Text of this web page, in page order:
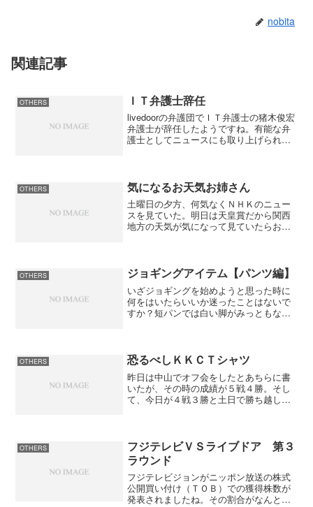
nobita
関連記事
OTHERS ＩＴ弁護士辞任
livedoorの弁護団でＩＴ弁護士の猪木俊宏
弁護士が辞任したようですね。有能な弁
護士としてニュースにも取り上げられて
ゃないだろうに...
OTHERS 気になるお天気お姉さん
土曜日の夕方、何気なくＮＨＫのニュー
スを見ていた。明日は天皇賞だから関西
地方の天気が気になって見ていたらお天
出演する時間を知りたいけ...
OTHERS ジョギングアイテム【パンツ編】
いざジョギングを始めようと思った時に
何をはいたらいいか迷ったことはないで
すか？短パンでは白い脚がみっともな
スポーツメーカーのスパッツ...
OTHERS 恐るべしＫＫＣＴシャツ
昨日は中山でオフ会をしたとあちらに書
いたが、その時の成績が５戦４勝。そし
て、今日が４戦３勝と土日で勝ち越しし
んだな、これが。今日など...
OTHERS
フジテレビＶＳライブドア 第３
ラウンド
フジテレビジョンがニッポン放送の株式
公開買い付け（ＴＯＢ）での獲得株数が
発表されましたね。その割合がなんと目